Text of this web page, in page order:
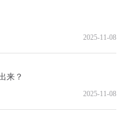
2025-11-08
来？
2025-11-08